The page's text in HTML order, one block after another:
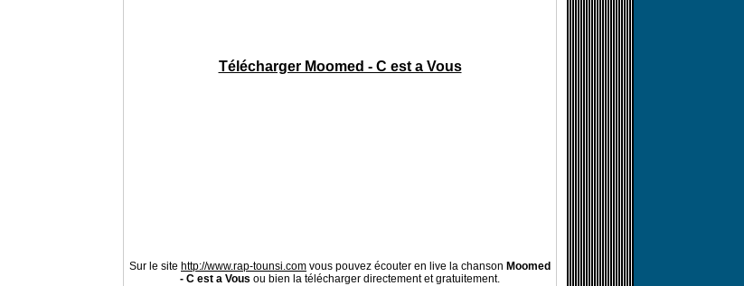
Télécharger Moomed - C est a Vous
Sur le site http://www.rap-tounsi.com vous pouvez écouter en live la chanson Moomed
- C est a Vous ou bien la télécharger directement et gratuitement.